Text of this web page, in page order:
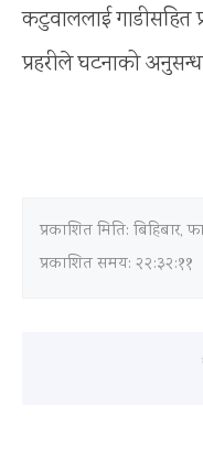
कटुवाललाई गाडीसहित
प्रहरीले घटनाको
प्रकाशित मिति: बिहिबार,
प्रकाशित समय: २२:३२:११